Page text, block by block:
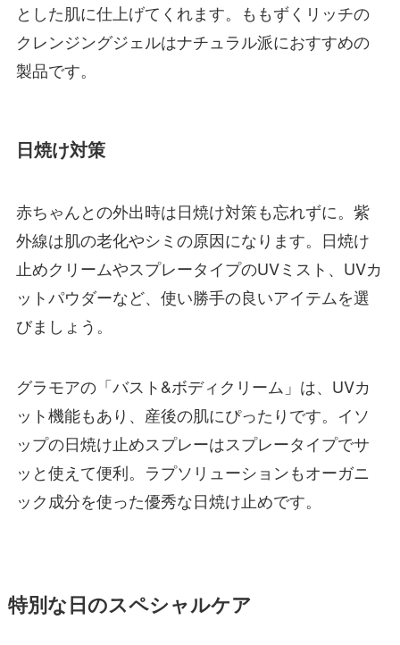
とした肌に仕上げてくれます。ももずくリッチの
クレンジングジェルはナチュラル派におすすめの
製品です。
日焼け対策
赤ちゃんとの外出時は日焼け対策も忘れずに。紫
外線は肌の老化やシミの原因になります。日焼け
止めクリームやスプレータイプのUVミスト、UVカ
ットパウダーなど、使い勝手の良いアイテムを選
びましょう。
グラモアの「バスト&ボディクリーム」は、UVカ
ット機能もあり、産後の肌にぴったりです。イソ
ップの日焼け止めスプレーはスプレータイプでサ
ッと使えて便利。ラプソリューションもオーガニ
ック成分を使った優秀な日焼け止めです。
特別な日のスペシャルケア